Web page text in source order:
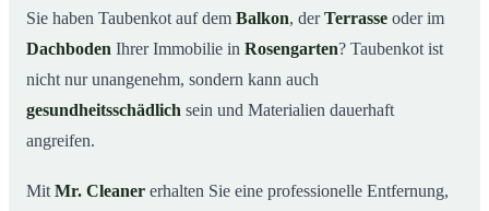
Taubenkot entfernen in Rosengarten & Umgebung
05 Jetzt Angebot für die Taubenkot-Entfernung in
entfernt
Sie haben Taubenkot auf dem Balkon, derTerrasse oder im
Dachboden Ihrer Immobilie in Rosengarten? Taubenkot ist
nicht nur unangenehm, sondern kann auch
gesundheitsschädlich sein und Materialien dauerhaft
angreifen.
Mit Mr. Cleaner erhalten Sie eine professionelle Entfernung,